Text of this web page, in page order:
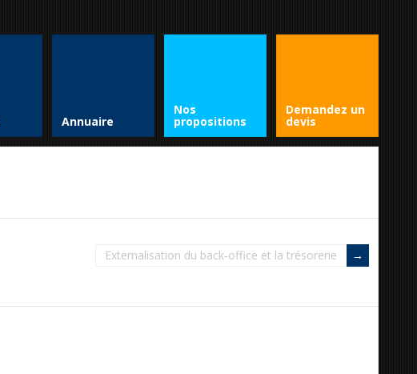
Annuaire
Nos
propositions
Demandez un
devis
Externalisation du back-office et la trésorerie